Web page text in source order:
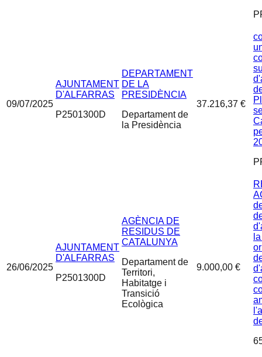
09/07/2025
AJUNTAMENT
D'ALFARRAS
P2501300D
DEPARTAMENT
DE LA
PRESIDÈNCIA
Departament de
la Presidència
37.216,37 €
26/06/2025
AJUNTAMENT
D'ALFARRAS
P2501300D
AGÈNCIA DE
RESIDUS DE
CATALUNYA
Departament de
Territori,
Habitatge i
Transició
Ecològica
9.000,00 €